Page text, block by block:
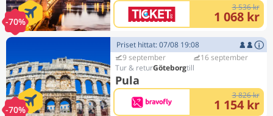
-70%
3 536 kr
1 068 kr
-70%
Priset hittat: 07/08 19:08
9 september
Göteborg
Pula
16 september
3 826 kr
1 154 kr